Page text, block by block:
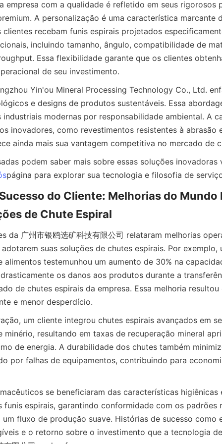
empresa com a qualidade é refletido em seus rigorosos
A personalização é uma característica marcante
recebam funis espirais projetados
incluindo tamanho, ângulo, compatibilidade de
Essa flexibilidade garante que os clientes
de seu investimento.
Yin'ou Mineral Processing Technology Co., Ltd.
e designs de produtos sustentáveis. Essa
industriais modernas por responsabilidade ambiental. A
inovadores, como revestimentos resistentes à abrasão
ainda mais sua vantagem competitiva no mercado de
podem saber mais sobre essas soluções
página para explorar sua tecnologia e filosofia de
do Cliente: Melhorias do Mundo
de Chute Espiral
da 广州市银鸥选矿科技有限公司 relataram melhorias
suas soluções de chutes espirais. Por exemplo,
alimentos testemunhou um aumento de 30% na
os danos aos produtos durante a
de chutes espirais da empresa. Essa melhoria resultou
e menor desperdício.
um cliente integrou chutes espirais avançados em
minério, resultando em taxas de recuperação mineral
de energia. A durabilidade dos chutes também
por falhas de equipamentos, contribuindo para
se beneficiaram das características higiênicas
funis espirais, garantindo conformidade com os padrões
fluxo de produção suave. Histórias de sucesso como
e o retorno sobre o investimento que a tecnologia